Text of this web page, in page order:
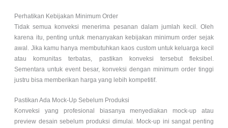
Perhatikan Kebijakan Minimum Order
Tidak semua konveksi menerima pesanan dalam jumlah kecil. Oleh
karena itu, penting untuk menanyakan kebijakan minimum order sejak
awal. Jika kamu hanya membutuhkan kaos custom untuk keluarga kecil
atau komunitas terbatas, pastikan konveksi tersebut fleksibel.
Sementara untuk event besar, konveksi dengan minimum order tinggi
justru bisa memberikan harga yang lebih kompetitif.
Pastikan Ada Mock-Up Sebelum Produksi
Konveksi yang profesional biasanya menyediakan mock-up atau
preview desain sebelum produksi dimulai. Mock-up ini sangat penting